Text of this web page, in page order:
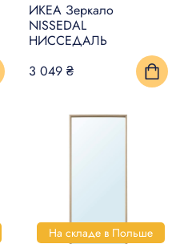
ИКЕА Зеркало
NISSEDAL
НИССЕДАЛЬ
3 049 ₴
На складе в Польше